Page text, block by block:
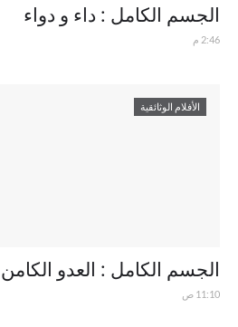
الجسم الكامل : داء و دواء
2:46 م
الأفلام الوثائقية
الجسم الكامل : العدو الكامن
11:10 ص